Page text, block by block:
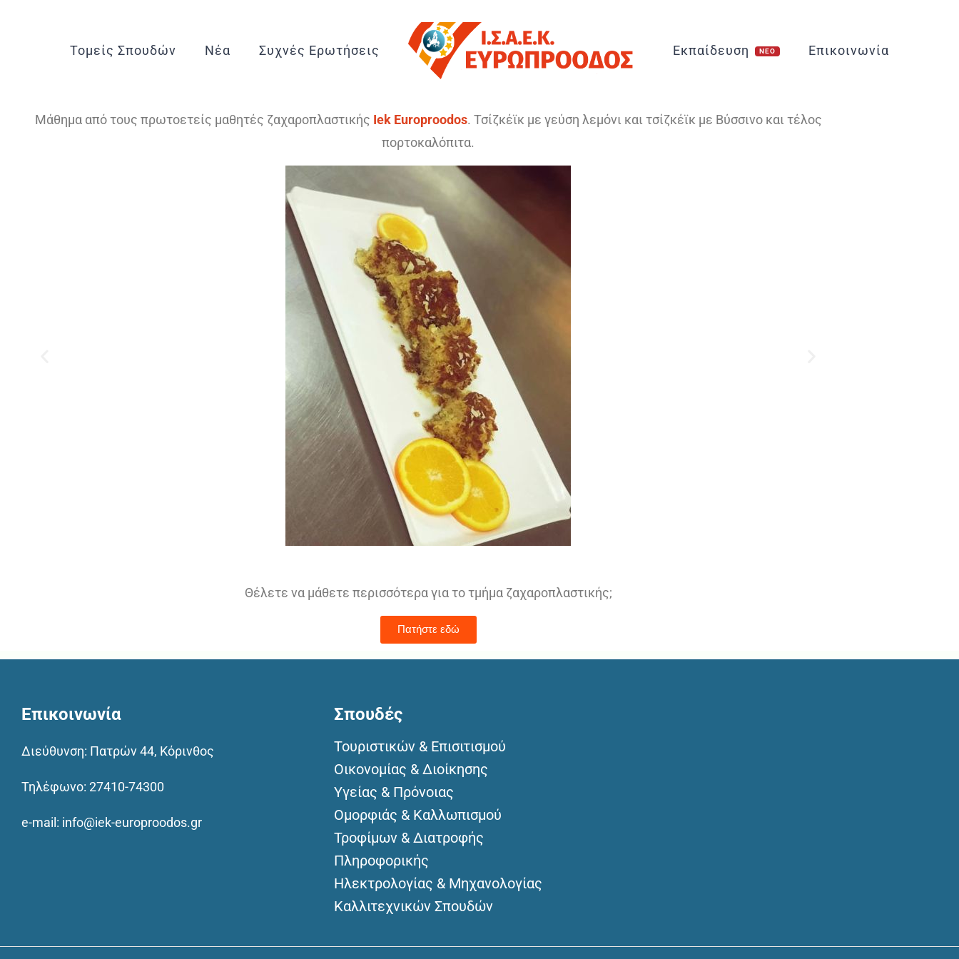
Τομείς Σπουδών Νέα Συχνές Ερωτήσεις Εκπαίδευση Επικοινωνία
Μάθημα από τους πρωτοετείς μαθητές ζαχαροπλαστικής Iek Europroodos. Τσίζκέϊκ με γεύση λεμόνι και τσίζκέϊκ με Βύσσινο και τέλος
πορτοκαλόπιτα.
Θέλετε να μάθετε περισσότερα για το τμήμα ζαχαροπλαστικής;
Πατήστε εδώ
Επικοινωνία
Διεύθυνση: Πατρών 44, Κόρινθος
Τηλέφωνο: 27410-74300
e-mail: info@iek-europroodos.gr
Σπουδές
Τουριστικών & Επισιτισμού
Οικονομίας & Διοίκησης
Υγείας & Πρόνοιας
Ομορφιάς & Καλλωπισμού
Τροφίμων & Διατροφής
Πληροφορικής
Ηλεκτρολογίας & Μηχανολογίας
Καλλιτεχνικών Σπουδών